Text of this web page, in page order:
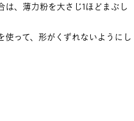
は、薄力粉を大さじ1ほどまぶし
使って、形がくずれないようにし